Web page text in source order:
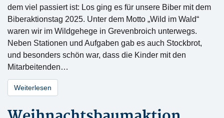
dem viel passiert ist: Los ging es für unsere Biber mit dem
Biberaktionstag 2025. Unter dem Motto „Wild im Wald“
waren wir im Wildgehege in Grevenbroich unterwegs.
Neben Stationen und Aufgaben gab es auch Stockbrot,
und besonders schön war, dass die Kinder mit den
Mitarbeitenden…
Weiterlesen